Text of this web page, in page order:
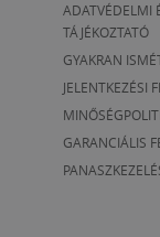
ADATVÉDELMI
TÁJÉKOZTATÓ
GYAKRAN
JELENTKEZÉSI
GARANCIÁLIS